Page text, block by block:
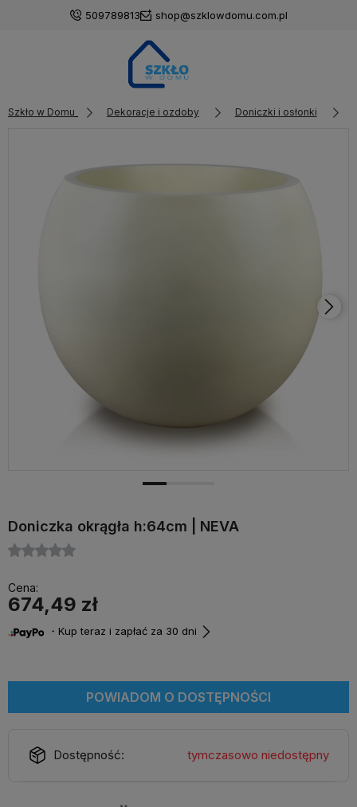
509789813 shop@szklowdomu.com.pl
Szkło w Domu Dekoracje i ozdoby Doniczki i osłonki
Doniczka okrągła h:64cm | NEVA
Cena:
674,49 zł
・Kup teraz i zapłać za 30 dni
POWIADOM O DOSTĘPNOŚCI
Dostępność: tymczasowo niedostępny